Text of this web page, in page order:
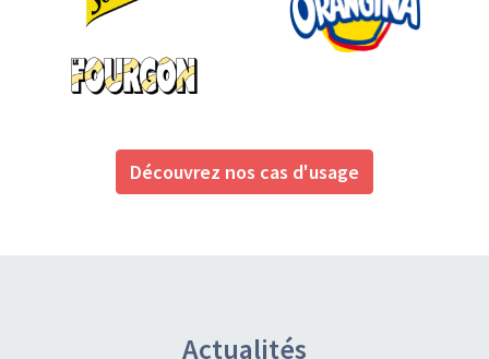
Découvrez nos cas d'usage
Actualités